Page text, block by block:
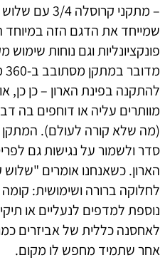
– מתקני
שמייחד את הדגם הזה במיוחד
פונקציונליות וגם נוחות שימוש
להתקנה בפינת הארון – כן כן,
מוותרים עליה או דוחפים בה
(מה שלא קורה לעולם). המתקן
סדר ולשמור על נגישות גם
הארון. כשאנחנו אומרים "שלוש
לחלוקה ברורה ושימושית:
נוספת למדפים לנעליים או
לאחסנה כללית של אביזרים
אחר שתמיד מחפש לו מקום.